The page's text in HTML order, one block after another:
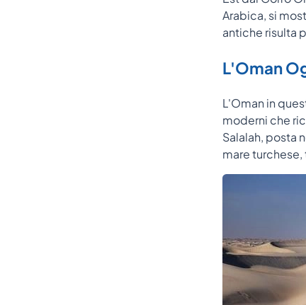
Arabica, si
antiche risulta
L'Oman
L'Oman in
moderni che
Salalah, posta
mare